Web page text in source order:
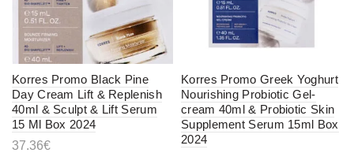
Korres Promo Black Pine
Day Cream Lift & Replenish
40ml & Sculpt & Lift Serum
15 Ml Box 2024
37.36€
Korres Promo Greek Yoghurt
Nourishing Probiotic Gel-
cream 40ml & Probiotic Skin
Supplement Serum 15ml Box
2024